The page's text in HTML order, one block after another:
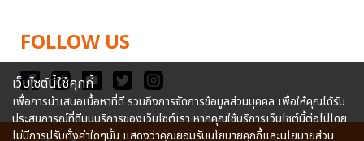
FOLLOW US
เว็บไซต์นี้ใช้คุกกี้
เพื่อการนำเสนอเนื้อหาที่ดี รวมถึงการจัดการข้อมูลส่วนบุคคล เพื่อให้คุณได้รับ
ประสบการณ์ที่ดีบนบริการของเว็บไซต์เรา หากคุณใช้บริการเว็บไซต์นี้ต่อไปโดย
ไม่มีการปรับตั้งค่าใดๆนั้น แสดงว่าคุณยอมรับนโยบายคุกกี้และนโยบายส่วน